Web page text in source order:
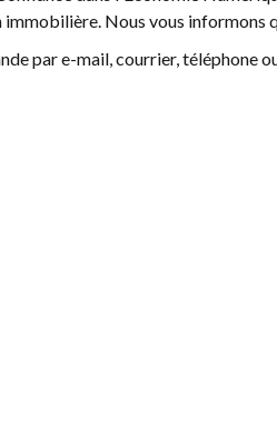
Nous vous informons
par e-mail, courrier, téléphone